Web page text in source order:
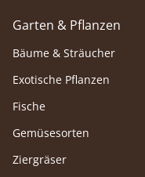
Garten & Pflanzen
Bäume & Sträucher
Exotische Pflanzen
Fische
Gemüsesorten
Ziergräser